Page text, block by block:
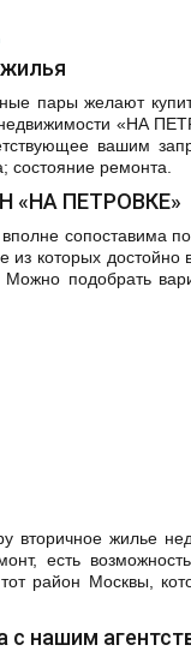
пары желают
недвижимости «НА
вашим
ремонта.
«НА ПЕТРОВКЕ»
сопоставима
которых
подобрать
вторичное жилье
есть
район Москвы,
с нашим